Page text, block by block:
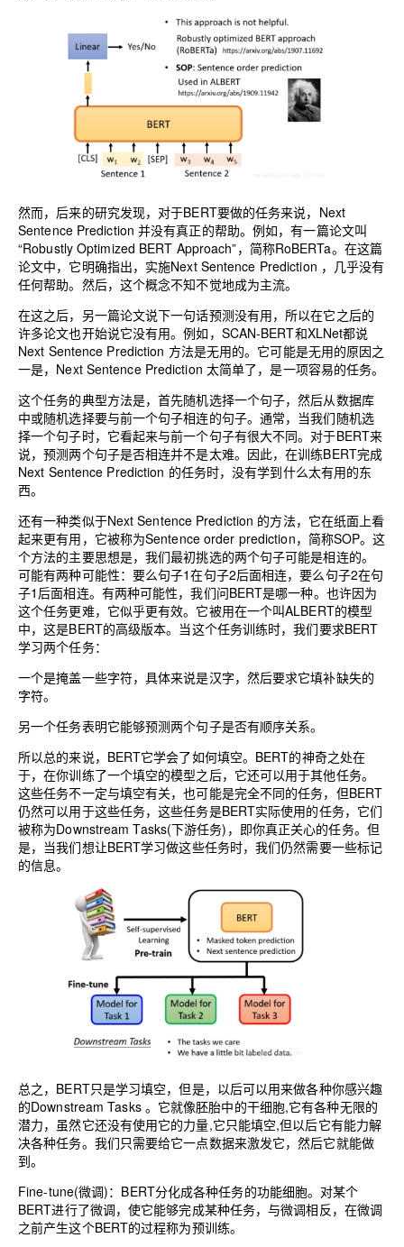
然而，后来的研究发现，对于BERT要做的任务来说，Next
Sentence Prediction 并没有真正的帮助。例如，有一篇论文叫
“Robustly Optimized BERT Approach”，简称RoBERTa。在这篇
论文中，它明确指出，实施Next Sentence Prediction ，几乎没有
任何帮助。然后，这个概念不知不觉地成为主流。
在这之后，另一篇论文说下一句话预测没有用，所以在它之后的
许多论文也开始说它没有用。例如，SCAN-BERT和XLNet都说
Next Sentence Prediction 方法是无用的。它可能是无用的原因之
一是，Next Sentence Prediction 太简单了，是一项容易的任务。
这个任务的典型方法是，首先随机选择一个句子，然后从数据库
中或随机选择要与前一个句子相连的句子。通常，当我们随机选
择一个句子时，它看起来与前一个句子有很大不同。对于BERT来
说，预测两个句子是否相连并不是太难。因此，在训练BERT完成
Next Sentence Prediction 的任务时，没有学到什么太有用的东
西。
还有一种类似于Next Sentence Prediction 的方法，它在纸面上看
起来更有用，它被称为Sentence order prediction，简称SOP。这
个方法的主要思想是，我们最初挑选的两个句子可能是相连的。
可能有两种可能性：要么句子1在句子2后面相连，要么句子2在句
子1后面相连。有两种可能性，我们问BERT是哪一种。也许因为
这个任务更难，它似乎更有效。它被用在一个叫ALBERT的模型
中，这是BERT的高级版本。当这个任务训练时，我们要求BERT
学习两个任务：
一个是掩盖一些字符，具体来说是汉字，然后要求它填补缺失的
字符。
另一个任务表明它能够预测两个句子是否有顺序关系。
所以总的来说，BERT它学会了如何填空。BERT的神奇之处在
于，在你训练了一个填空的模型之后，它还可以用于其他任务。
这些任务不一定与填空有关，也可能是完全不同的任务，但BERT
仍然可以用于这些任务，这些任务是BERT实际使用的任务，它们
被称为Downstream Tasks(下游任务)，即你真正关心的任务。但
是，当我们想让BERT学习做这些任务时，我们仍然需要一些标记
的信息。
总之，BERT只是学习填空，但是，以后可以用来做各种你感兴趣
的Downstream Tasks 。它就像胚胎中的干细胞,它有各种无限的
潜力，虽然它还没有使用它的力量,它只能填空,但以后它有能力解
决各种任务。我们只需要给它一点数据来激发它，然后它就能做
到。
Fine-tune(微调)：BERT分化成各种任务的功能细胞。对某个
BERT进行了微调，使它能够完成某种任务，与微调相反，在微调
之前产生这个BERT的过程称为预训练。